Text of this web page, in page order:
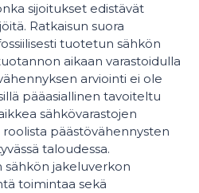
sijoitukset edistävät
Ratkaisun suora
tuotetun sähkön
aikaan varastoidulla
arviointi ei ole
pääasiallinen tavoiteltu
sähkövarastojen
päästövähennysten
taloudessa.
sähkön jakeluverkon
toimintaa sekä